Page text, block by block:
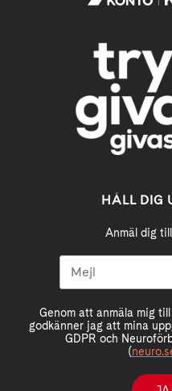
HÅLL DIG
Anmäl dig
Genom att anmäla mig
godkänner jag att mina
GDPR och
(